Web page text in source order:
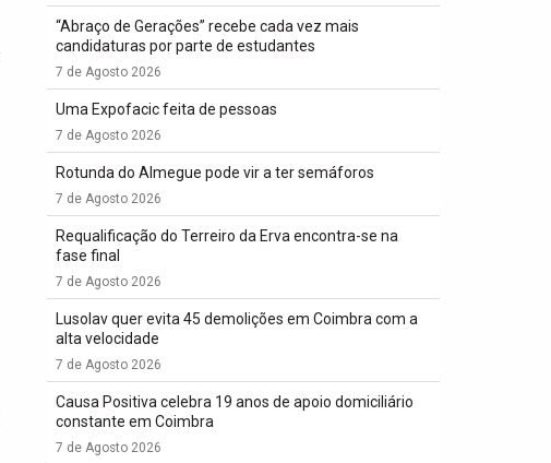
“Abraço de Gerações” recebe cada vez mais
candidaturas por parte de estudantes
7 de Agosto 2026
Uma Expofacic feita de pessoas
7 de Agosto 2026
Rotunda do Almegue pode vir a ter semáforos
7 de Agosto 2026
Requalificação do Terreiro da Erva encontra-se na
fase final
7 de Agosto 2026
Lusolav quer evita 45 demolições em Coimbra com a
alta velocidade
7 de Agosto 2026
Causa Positiva celebra 19 anos de apoio domiciliário
constante em Coimbra
7 de Agosto 2026